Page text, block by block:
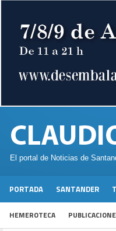
El portal de Noticias de
PORTADA SANTANDER
HEMEROTECA